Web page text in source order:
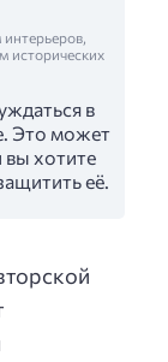
интерьеров,
исторических
в
Это может
вы хотите
её.